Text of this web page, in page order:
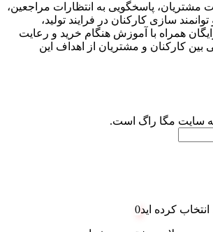
پاسخگویی به انتظارات مراجعین،
سازی کارکنان در فرایند تولید،
همراه با آموزش هنگام خرید و رعایت
بین کارکنان و مشتریان از اهداف این
سایت مگا راگ است.
کرده اید0